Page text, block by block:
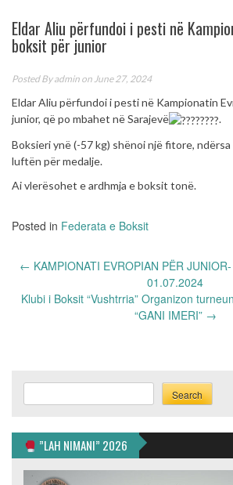
Eldar Aliu përfundoi i pesti në
boksit për junior
Posted Byadmin on June 27, 2024
Eldar Aliu përfundoi i pesti në Kampionatin
junior, që po mbahet në Sarajevë
.
Boksieri ynë (-57 kg) shënoi një fitore,
luftën për medalje.
Ai vlerësohet e ardhmja e boksit tonë.
Posted in Federata e Boksit
Post
← KAMPIONATI EVROPIAN PËR
01.07.2024
Klubi i Boksit “Vushtrria” Organizon
“GANI IMERI” →
Search
”LAH NIMANI” 2026